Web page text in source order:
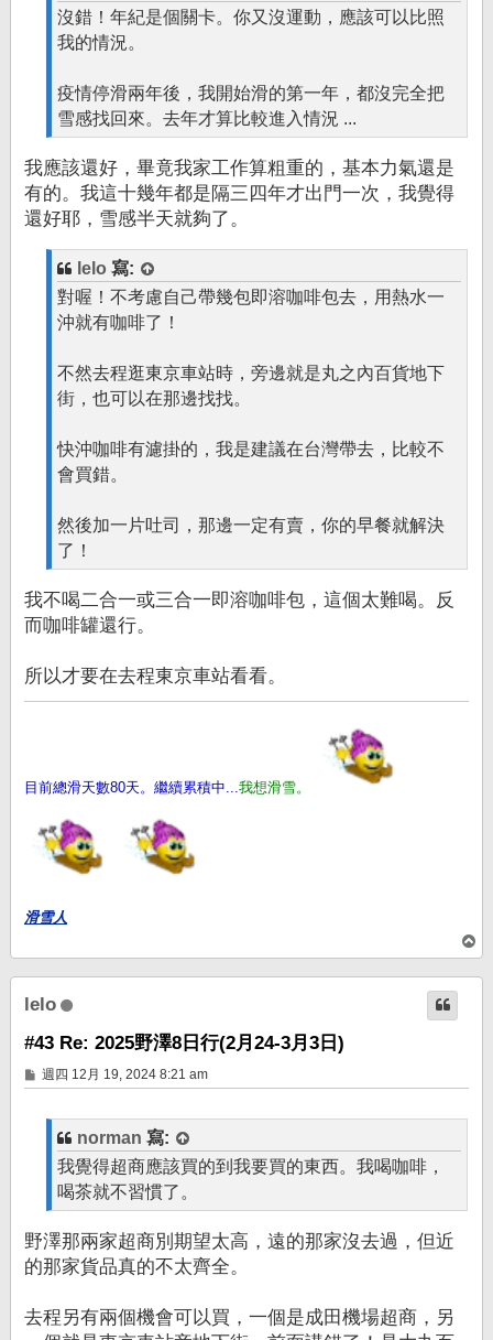
沒錯！年紀是個關卡。你又沒運動，應該可以比照
我的情況。
疫情停滑兩年後，我開始滑的第一年，都沒完全把
雪感找回來。去年才算比較進入情況 ...
我應該還好，畢竟我家工作算粗重的，基本力氣還是
有的。我這十幾年都是隔三四年才出門一次，我覺得
還好耶，雪感半天就夠了。
lelo 寫:
對喔！不考慮自己帶幾包即溶咖啡包去，用熱水一
沖就有咖啡了！
不然去程逛東京車站時，旁邊就是丸之內百貨地下
街，也可以在那邊找找。
快沖咖啡有濾掛的，我是建議在台灣帶去，比較不
會買錯。
然後加一片吐司，那邊一定有賣，你的早餐就解決
了！
我不喝二合一或三合一即溶咖啡包，這個太難喝。反
而咖啡罐還行。
所以才要在去程東京車站看看。
目前總滑天數80天。繼續累積中...我想滑雪。
滑雪人
頂
端
lelo
#43 Re: 2025野澤8日行(2月24-3月3日)
文
章
週四 12月 19, 2024 8:21 am
norman 寫:
我覺得超商應該買的到我要買的東西。我喝咖啡，
喝茶就不習慣了。
野澤那兩家超商別期望太高，遠的那家沒去過，但近
的那家貨品真的不太齊全。
去程另有兩個機會可以買，一個是成田機場超商，另